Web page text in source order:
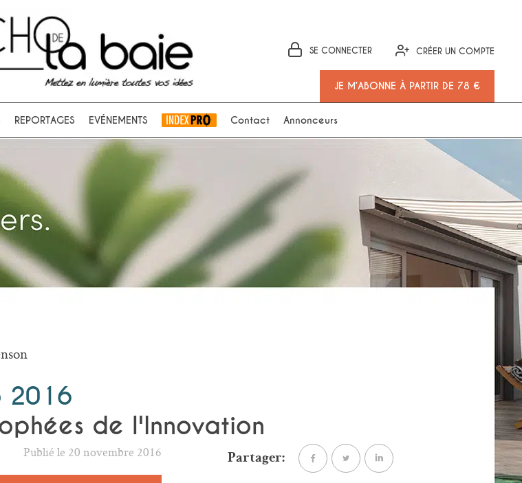
SE CONNECTER CRÉER UN COMPTE
JE M’ABONNE À PARTIR DE 78 €
REPORTAGES EVÉNEMENTS Contact Annonceurs
2016
de l'Innovation
Publié le 20 novembre 2016 Partager: